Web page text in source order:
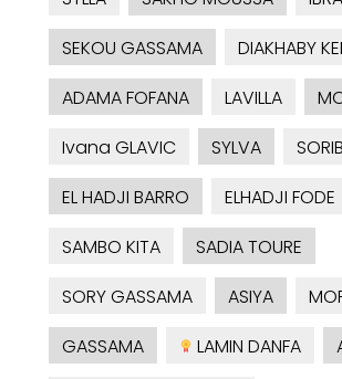
SEKOU GASSAMA
DIAKHABY
ADAMA FOFANA
LAVILLA
Ivana GLAVIC
SYLVA
EL HADJI BARRO
ELHADJI FODE
SAMBO KITA
SADIA TOURE
SORY GASSAMA
ASIYA
GASSAMA
LAMIN DANFA